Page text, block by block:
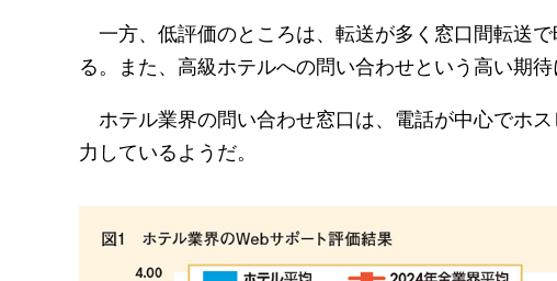
一方、低評価のところは、転送が多く窓口間転送
る。また、高級ホテルへの問い合わせという高い期
ホテル業界の問い合わせ窓口は、電話が中心でホ
力しているようだ。